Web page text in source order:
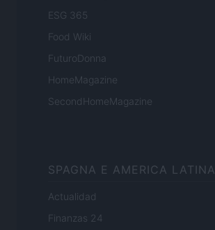
ESG 365
Food Wiki
FuturoDonna
HomeMagazine
SecondHomeMagazine
SPAGNA E AMERICA LATINA
Actualidad
Finanzas 24